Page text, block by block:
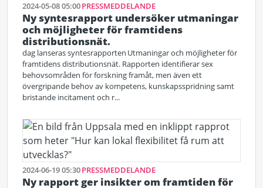
2024-05-08 05:00PRESSMEDDELANDE
Ny syntesrapport undersöker utmaningar
och möjligheter för framtidens
distributionsnät.
dag lanseras syntesrapporten Utmaningar och möjligheter för
framtidens distributionsnät. Rapporten identifierar sex
behovsområden för forskning framåt, men även ett
övergripande behov av kompetens, kunskapsspridning samt
bristande incitament och r...
2024-06-19 05:30PRESSMEDDELANDE
Ny rapport ger insikter om framtiden för